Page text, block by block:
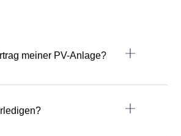
meiner PV-Anlage?